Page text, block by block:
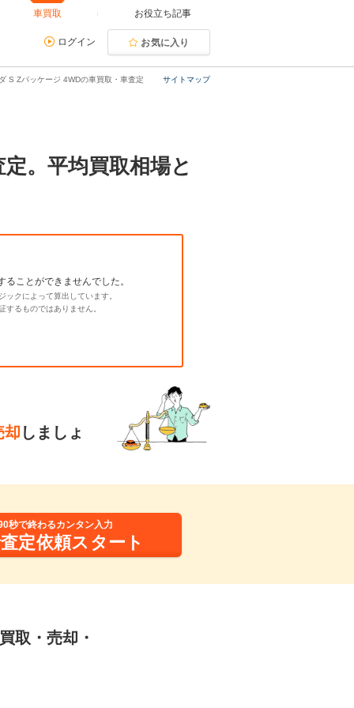
車買取 お役立ち記事
ログイン お気に入り
サイトマップ
S Zパッケージ 4WDの車買取・車査定
。平均買取相場と
ことができませんでした。
クによって算出しています。
るものではありません。
却 しましょ
秒で終わるカンタン入力
定依頼スタート
取・売却・